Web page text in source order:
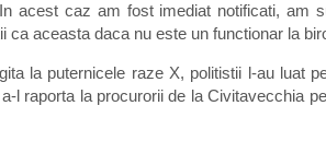
acest caz am fost imediat notificati, am
ca aceasta daca nu este un functionar la
la puternicele raze X, politistii l-au luat
l raporta la procurorii de la Civitavecchia